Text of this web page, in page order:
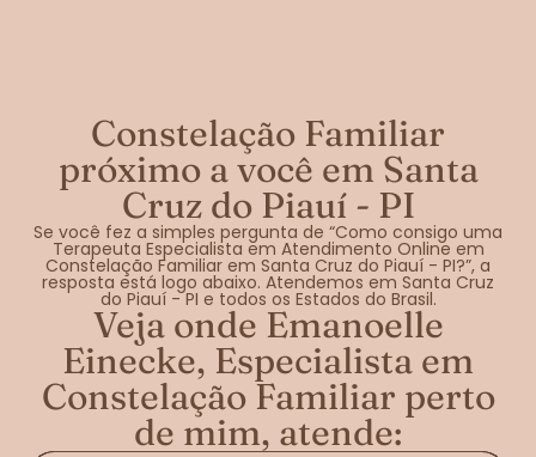
Constelação Familiar
próximo a você em Santa
Cruz do Piauí - PI
Se você fez a simples pergunta de “Como consigo uma
Terapeuta Especialista em Atendimento Online em
Constelação Familiar em Santa Cruz do Piauí - PI?”, a
resposta está logo abaixo. Atendemos em Santa Cruz
do Piauí - PI e todos os Estados do Brasil.
Veja onde Emanoelle
Einecke, Especialista em
Constelação Familiar perto
de mim, atende: